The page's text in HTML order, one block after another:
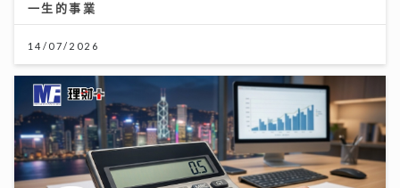
一生的事業
14/07/2026